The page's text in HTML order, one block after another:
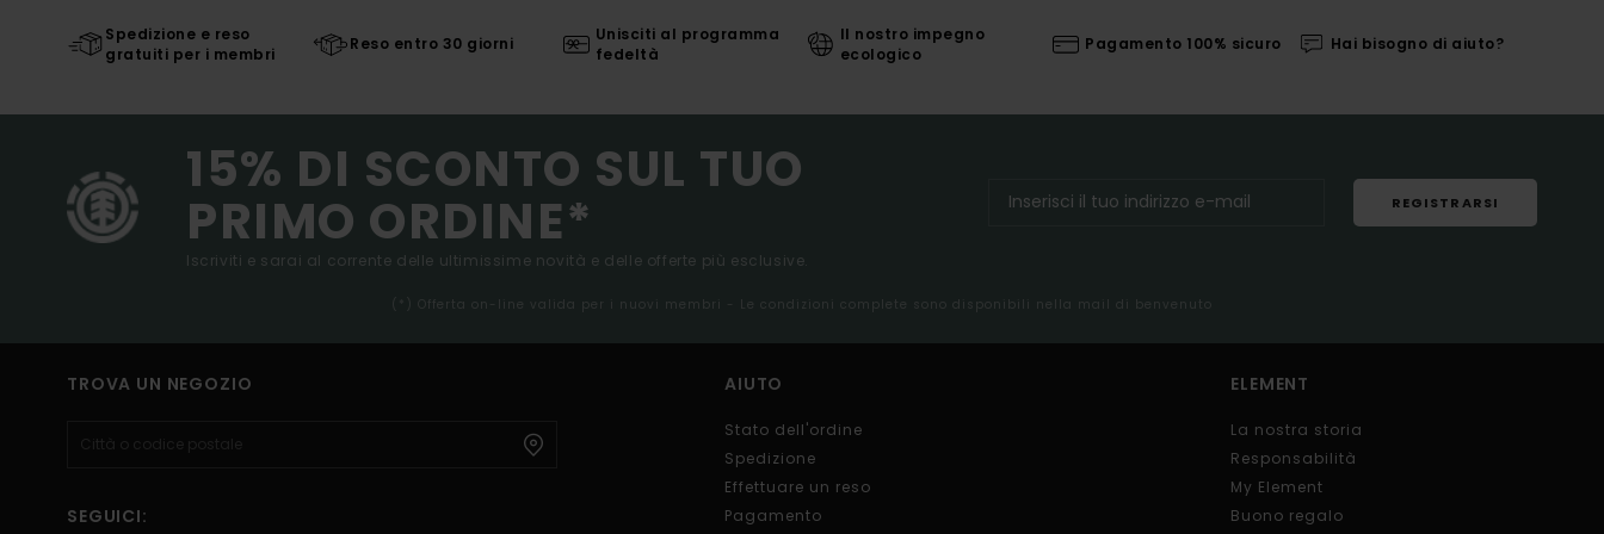
Spedizione e reso
gratuiti per i membri
Reso entro 30 giorni
Unisciti al programma
fedeltà
Il nostro impegno
ecologico
Pagamento 100% sicuro Hai bisogno di aiuto?
15% DI SCONTO SUL TUO
PRIMO ORDINE*
Iscriviti e sarai al corrente delle ultimissime novità e delle offerte più esclusive.
REGISTRARSI
(*) Offerta on-line valida per i nuovi membri - Le condizioni complete sono disponibili nella mail di benvenuto
TROVA UN NEGOZIO
SEGUICI:
AIUTO
Stato dell'ordine
Spedizione
Effettuare un reso
Pagamento
ELEMENT
La nostra storia
Responsabilità
My Element
Buono regalo